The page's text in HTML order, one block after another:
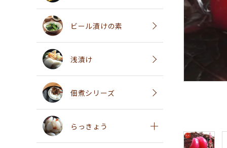
ビール漬けの素
浅漬け
佃煮シリーズ
らっきょう